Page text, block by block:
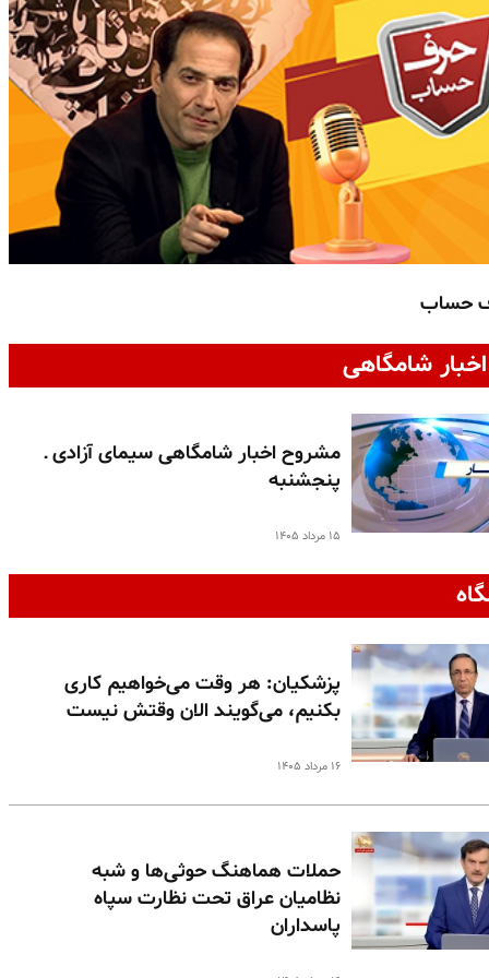
حساب
شامگاهی
مشروح اخبار شامگاهی سیمای آزادی ـ
پنجشنبه
۱۵ مرداد ۱۴۰۵
پزشکیان: هر وقت می‌خواهیم کاری
بکنیم، می‌گویند الان وقتش نیست
۱۶ مرداد ۱۴۰۵
حملات هماهنگ حوثی‌ها و شبه
نظامیان عراق تحت نظارت سپاه
پاسداران